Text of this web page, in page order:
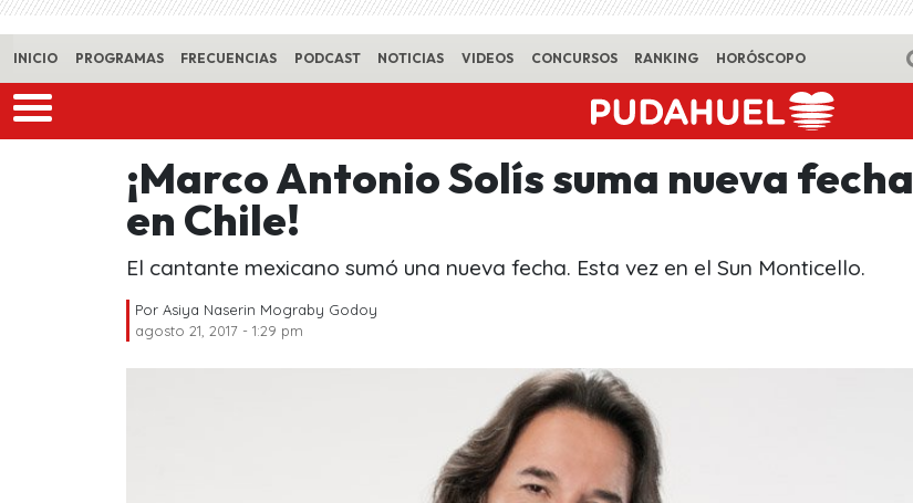
INICIO PROGRAMAS FRECUENCIAS PODCAST NOTICIAS VIDEOS CONCURSOS RANKING HORÓSCOPO
¡Marco Antonio Solís suma nueva fecha
en Chile!
El cantante mexicano sumó una nueva fecha. Esta vez en el Sun Monticello.
Por Asiya Naserin Mograby Godoy
agosto 21, 2017 - 1:29 pm